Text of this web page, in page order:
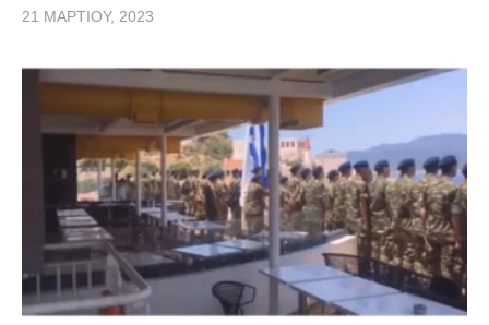
21 ΜΑΡΤΊΟΥ, 2023